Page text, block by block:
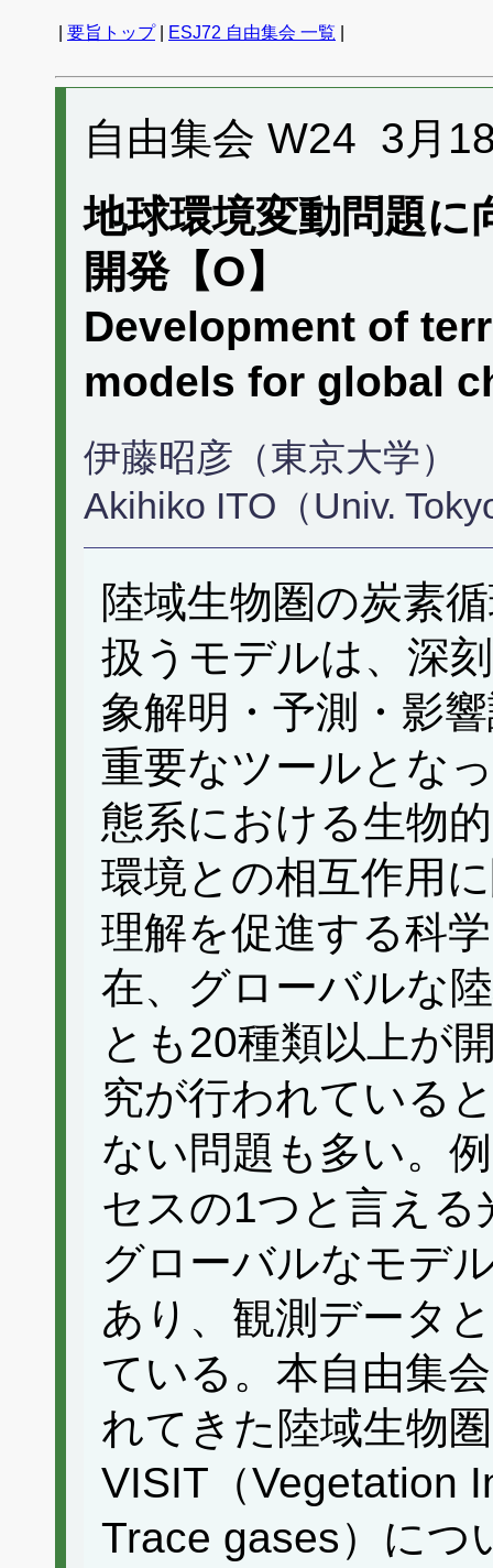
要旨トップ| ESJ72 自由集会 一覧
自由集会 W24 3月
地球環境変動問題に
開発【O】
Development of
models for global
伊藤昭彦（東京大学）
Akihiko ITO（Univ.
陸域生物圏の炭素
扱うモデルは、深
象解明・予測・影
重要なツールとな
態系における生物
環境との相互作用
理解を促進する科
在、グローバルな
とも20種類以上が
究が行われている
ない問題も多い。
セスの1つと言える
グローバルなモデ
あり、観測データ
ている。本自由集
れてきた陸域生物
VISIT（Vegetation
Trace gases）につ